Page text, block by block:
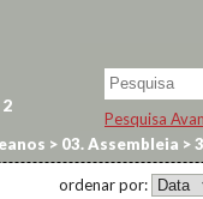
Pesquisa
2
> 03. Assembleia >
ordenar por: